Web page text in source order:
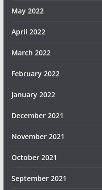
May 2022
April 2022
March 2022
February 2022
January 2022
December 2021
November 2021
October 2021
September 2021